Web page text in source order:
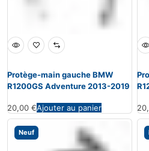
Protège-main gauche BMW
R1200GS Adventure 2013-2019
20,00 €Ajouter au panier
Neuf